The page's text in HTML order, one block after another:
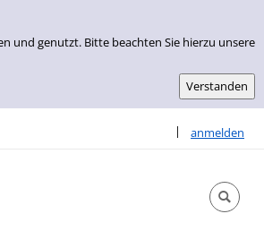
und genutzt. Bitte beachten Sie hierzu unsere
| anmelden
Sprache